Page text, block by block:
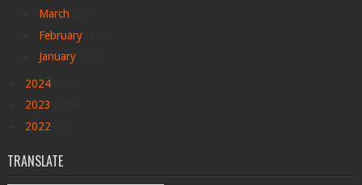
March
February
January
2024
2023
2022
TRANSLATE